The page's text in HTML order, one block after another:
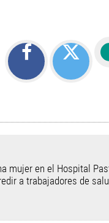
mujer en el Hospital
a trabajadores de